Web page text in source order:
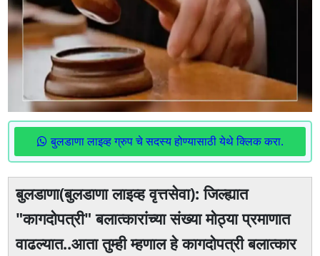
बुलडाणा लाइव्ह ग्रुप चे सदस्य होण्यासाठी येथे क्लिक करा.
बुलडाणा(बुलडाणा लाइव्ह वृत्तसेवा): जिल्ह्यात
"कागदोपत्री" बलात्कारांच्या संख्या मोठ्या प्रमाणात
वाढल्यात..आता तुम्ही म्हणाल हे कागदोपत्री बलात्कार